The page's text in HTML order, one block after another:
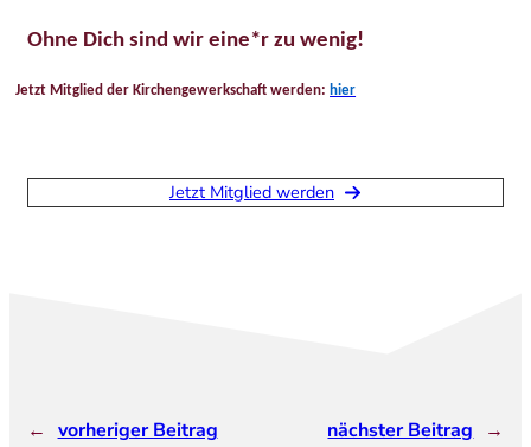
Ohne Dich sind wir eine*r zu wenig!
Jetzt Mitglied der Kirchengewerkschaft werden: hier
Jetzt Mitglied werden
← vorheriger Beitrag nächster Beitrag →